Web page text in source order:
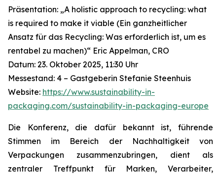
Präsentation: „A holistic approach to recycling: what
is required to make it viable (Ein ganzheitlicher
Ansatz für das Recycling: Was erforderlich ist, um es
rentabel zu machen)“ Eric Appelman, CRO
Datum: 23. Oktober 2025, 11:30 Uhr
Messestand: 4 – Gastgeberin Stefanie Steenhuis
Website: https://www.sustainability-in-
packaging.com/sustainability-in-packaging-europe
Die Konferenz, die dafür bekannt ist, führende
Stimmen im Bereich der Nachhaltigkeit von
Verpackungen zusammenzubringen, dient als
zentraler Treffpunkt für Marken, Verarbeiter,